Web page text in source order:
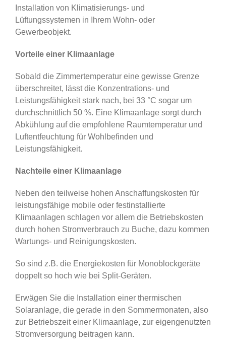
Installation von Klimatisierungs- und
Lüftungssystemen in Ihrem Wohn- oder
Gewerbeobjekt.
Vorteile einer Klimaanlage
Sobald die Zimmertemperatur eine gewisse Grenze
überschreitet, lässt die Konzentrations- und
Leistungsfähigkeit stark nach, bei 33 °C sogar um
durchschnittlich 50 %. Eine Klimaanlage sorgt durch
Abkühlung auf die empfohlene Raumtemperatur und
Luftentfeuchtung für Wohlbefinden und
Leistungsfähigkeit.
Nachteile einer Klimaanlage
Neben den teilweise hohen Anschaffungskosten für
leistungsfähige mobile oder festinstallierte
Klimaanlagen schlagen vor allem die Betriebskosten
durch hohen Stromverbrauch zu Buche, dazu kommen
Wartungs- und Reinigungskosten.
So sind z.B. die Energiekosten für Monoblockgeräte
doppelt so hoch wie bei Split-Geräten.
Erwägen Sie die Installation einer thermischen
Solaranlage, die gerade in den Sommermonaten, also
zur Betriebszeit einer Klimaanlage, zur eigengenutzten
Stromversorgung beitragen kann.